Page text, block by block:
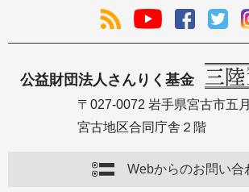
公益財団法人さんりく基金
〒027-0072 岩手県宮古市五
宮古地区合同庁舎２階
Webからのお問い合